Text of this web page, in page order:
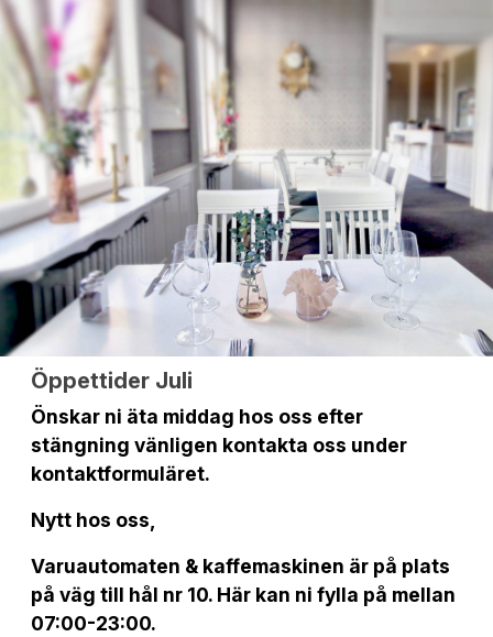
Öppettider Juli
Önskar ni äta middag hos oss efter
stängning vänligen kontakta oss under
kontaktformuläret.
Nytt hos oss,
Varuautomaten & kaffemaskinen är på plats
på väg till hål nr 10. Här kan ni fylla på mellan
07:00-23:00.